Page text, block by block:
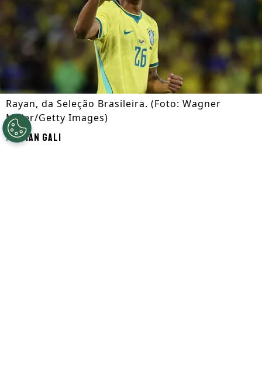
Rayan, da Seleção Brasileira. (Foto: Wagner
Meier/Getty Images)
PorIan Gali